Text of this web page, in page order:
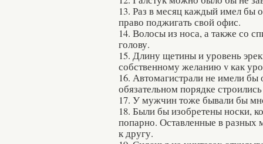
13. Раз в месяц каждый имел бы
право поджигать свой офис.
14. Волосы из носа, а также со
голову.
15. Длину щетины и уровень
собственному желанию v как
16. Автомагистрали не имели
обязательном порядке
17. У мужчин тоже бывали бы
18. Были бы изобретены носки,
попарно. Оставленные в разных
к другу.